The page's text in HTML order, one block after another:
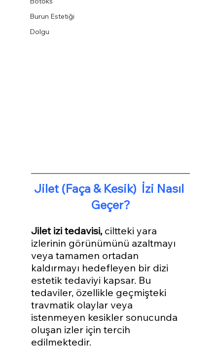
Burun Estetiği
Dolgu
Jilet (Faça & Kesik)  İzi Nasıl
Geçer?
Jilet izi tedavisi, ciltteki yara
izlerinin görünümünü azaltmayı
veya tamamen ortadan
kaldırmayı hedefleyen bir dizi
estetik tedaviyi kapsar. Bu
tedaviler, özellikle geçmişteki
travmatik olaylar veya
istenmeyen kesikler sonucunda
oluşan izler için tercih
edilmektedir.